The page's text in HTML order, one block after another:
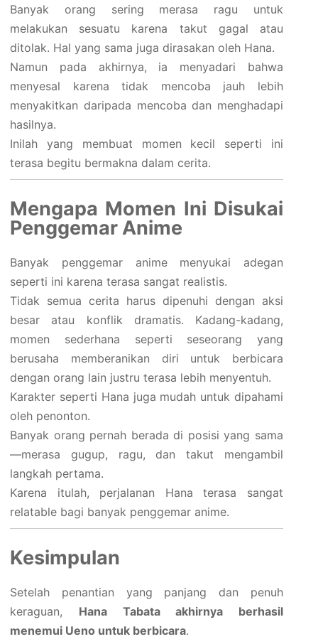
Banyak orang sering merasa ragu untuk
melakukan sesuatu karena takut gagal atau
ditolak. Hal yang sama juga dirasakan oleh Hana.
Namun pada akhirnya, ia menyadari bahwa
menyesal karena tidak mencoba jauh lebih
menyakitkan daripada mencoba dan menghadapi
hasilnya.
Inilah yang membuat momen kecil seperti ini
terasa begitu bermakna dalam cerita.
Mengapa Momen Ini Disukai
Penggemar Anime
Banyak penggemar anime menyukai adegan
seperti ini karena terasa sangat realistis.
Tidak semua cerita harus dipenuhi dengan aksi
besar atau konflik dramatis. Kadang-kadang,
momen sederhana seperti seseorang yang
berusaha memberanikan diri untuk berbicara
dengan orang lain justru terasa lebih menyentuh.
Karakter seperti Hana juga mudah untuk dipahami
oleh penonton.
Banyak orang pernah berada di posisi yang sama
—merasa gugup, ragu, dan takut mengambil
langkah pertama.
Karena itulah, perjalanan Hana terasa sangat
relatable bagi banyak penggemar anime.
Kesimpulan
Setelah penantian yang panjang dan penuh
keraguan, Hana Tabata akhirnya berhasil
menemui Ueno untuk berbicara.